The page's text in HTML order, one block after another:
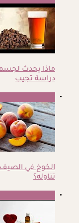
ماذا يحدث
دراسة تجيب
الخوخ في
تناوله؟